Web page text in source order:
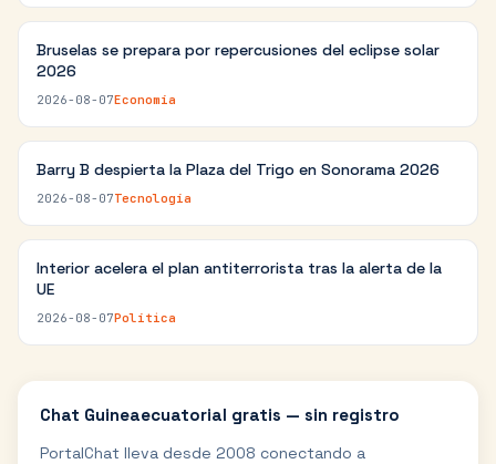
Bruselas se prepara por repercusiones del eclipse solar
2026
2026-08-07Economía
Barry B despierta la Plaza del Trigo en Sonorama 2026
2026-08-07Tecnología
Interior acelera el plan antiterrorista tras la alerta de la
UE
2026-08-07Política
Chat Guineaecuatorial gratis — sin registro
PortalChat lleva desde 2008 conectando a